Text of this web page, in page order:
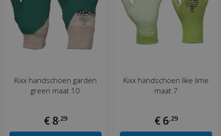
Kixx handschoen garden
green maat 10
€ 8 29
Kixx handschoen like lime
maat 7
€ 6 29